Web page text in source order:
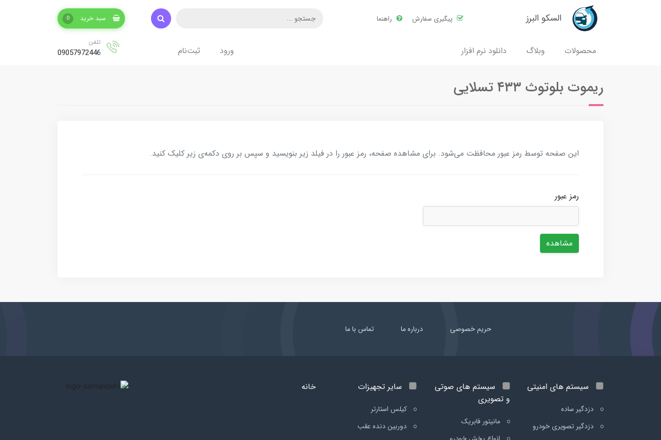
السکو البرز پیگیری سفارش راهنما سبد خرید 0
محصولات وبلاگ دانلود نرم افزار ورود ثبت‌نام
تلفن
09057972446
ریموت بلوتوث ۴۳۳ تسلایی
این صفحه توسط رمز عبور محافظت می‌شود. برای مشاهده صفحه، رمز عبور را در فیلد زیر بنویسید و سپس بر روی دکمه‌ی زیر کلیک کنید.
رمز عبور
مشاهده
حریم خصوصی درباره ما تماس با ما
سیستم های امنیتی
دزدگیر ساده
دزدگیر تصویری خودرو
سیستم های صوتی
و تصویری
مانیتور فابریک
سایر تجهیزات
کیلس استارتر
دوربین دنده عقب
خانه